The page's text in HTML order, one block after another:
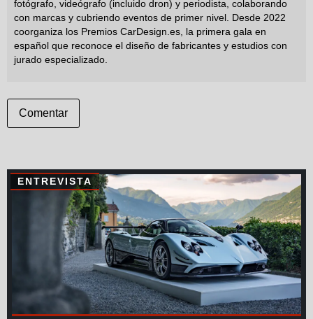
fotógrafo, videógrafo (incluido dron) y periodista, colaborando
con marcas y cubriendo eventos de primer nivel. Desde 2022
coorganiza los Premios CarDesign.es, la primera gala en
español que reconoce el diseño de fabricantes y estudios con
jurado especializado.
Comentar
ENTREVISTA